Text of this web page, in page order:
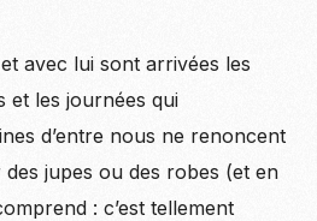
avec lui sont arrivées les
et les journées qui
d’entre nous ne renoncent
jupes ou des robes (et en
: c’est tellement